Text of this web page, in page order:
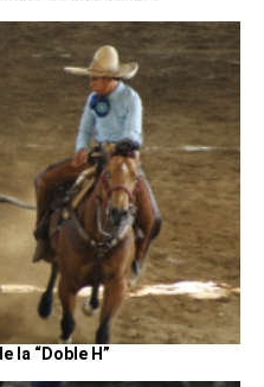
la “Doble H”